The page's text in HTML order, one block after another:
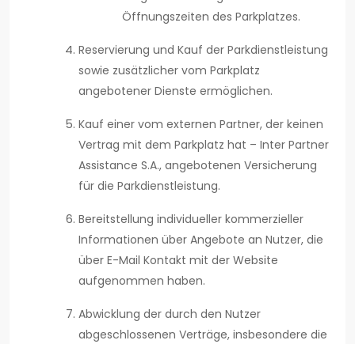
Öffnungszeiten des Parkplatzes.
Reservierung und Kauf der Parkdienstleistung
sowie zusätzlicher vom Parkplatz
angebotener Dienste ermöglichen.
Kauf einer vom externen Partner, der keinen
Vertrag mit dem Parkplatz hat – Inter Partner
Assistance S.A., angebotenen Versicherung
für die Parkdienstleistung.
Bereitstellung individueller kommerzieller
Informationen über Angebote an Nutzer, die
über E-Mail Kontakt mit der Website
aufgenommen haben.
Abwicklung der durch den Nutzer
abgeschlossenen Verträge, insbesondere die